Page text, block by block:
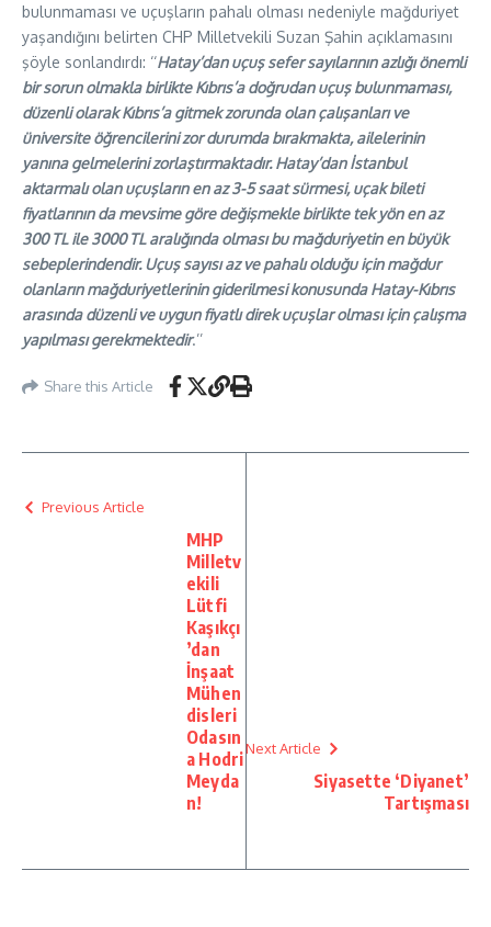
bulunmaması ve uçuşların pahalı olması nedeniyle mağduriyet
yaşandığını belirten CHP Milletvekili Suzan Şahin açıklamasını
şöyle sonlandırdı: ‘‘Hatay’dan uçuş sefer sayılarının azlığı önemli
bir sorun olmakla birlikte Kıbrıs’a doğrudan uçuş bulunmaması,
düzenli olarak Kıbrıs’a gitmek zorunda olan çalışanları ve
üniversite öğrencilerini zor durumda bırakmakta, ailelerinin
yanına gelmelerini zorlaştırmaktadır. Hatay’dan İstanbul
aktarmalı olan uçuşların en az 3-5 saat sürmesi, uçak bileti
fiyatlarının da mevsime göre değişmekle birlikte tek yön en az
300 TL ile 3000 TL aralığında olması bu mağduriyetin en büyük
sebeplerindendir. Uçuş sayısı az ve pahalı olduğu için mağdur
olanların mağduriyetlerinin giderilmesi konusunda Hatay-Kıbrıs
arasında düzenli ve uygun fiyatlı direk uçuşlar olması için çalışma
yapılması gerekmektedir.’’
Share this Article
Previous Article
MHP
Milletv
ekili
Lütfi
Kaşıkçı
’dan
İnşaat
Mühen
disleri
Odasın
a Hodri
Meyda
n!
Next Article
Siyasette ‘Diyanet’
Tartışması